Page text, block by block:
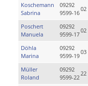
Koschemann
Sabrina
09292
9599-16
02
Poschert
Manuela
09292
9599-17
02
Döhla
Marina
09292
9599-19
03
Müller
Roland
09292
9599-22
22